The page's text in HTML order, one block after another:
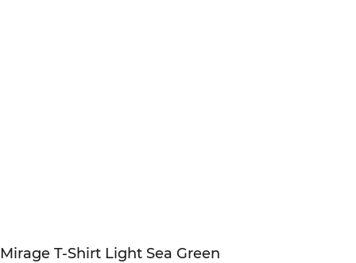
Mirage T-Shirt Light Sea Green